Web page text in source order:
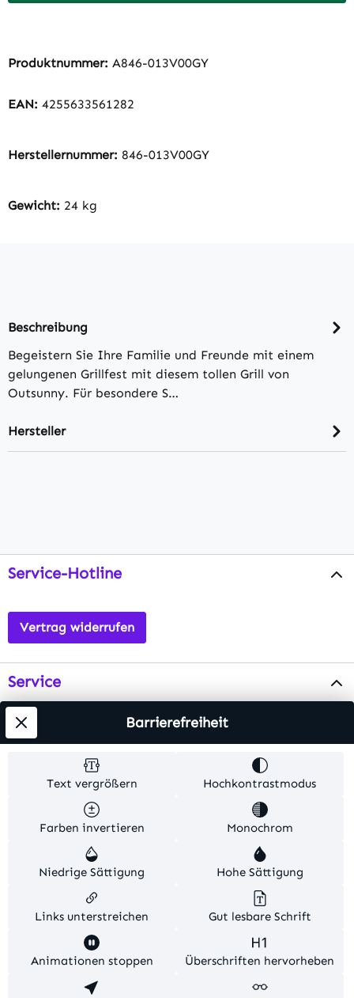
Produktnummer: A846-013V00GY
EAN: 4255633561282
Herstellernummer: 846-013V00GY
Gewicht: 24 kg
Beschreibung
Begeistern Sie Ihre Familie und Freunde mit einem
gelungenen Grillfest mit diesem tollen Grill von
Outsunny. Für besondere S…
Hersteller
Service-Hotline
Vertrag widerrufen
Service
Info
Alle Preise inkl. gesetzl. Mehrwertsteuer zzgl.
Versandkosten . Alle Artikelangaben sind
Herstellerangaben und ohne Gewähr.
© 2026 MKV24 – Alle Rechte vorbehalten. Theme by
TC-Innovations
Text vergrößern Hochkontrastmodus
Farben invertieren Monochrom
Niedrige Sättigung Hohe Sättigung
Links unterstreichen Gut lesbare Schrift
Animationen stoppen Überschriften hervorheben
Barrierefreiheit
Diese Website verwendet Cookies, um eine bestmögliche
Erfahrung bieten zu können.